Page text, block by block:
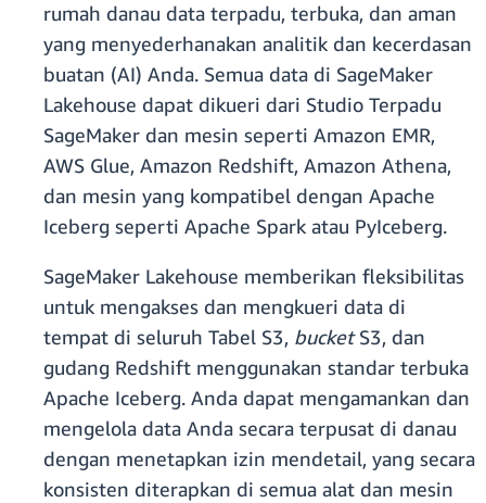
rumah danau data terpadu, terbuka, dan aman
yang menyederhanakan analitik dan kecerdasan
buatan (AI) Anda. Semua data di SageMaker
Lakehouse dapat dikueri dari Studio Terpadu
SageMaker dan mesin seperti Amazon EMR,
AWS Glue, Amazon Redshift, Amazon Athena,
dan mesin yang kompatibel dengan Apache
Iceberg seperti Apache Spark atau PyIceberg.
SageMaker Lakehouse memberikan fleksibilitas
untuk mengakses dan mengkueri data di
tempat di seluruh Tabel S3, bucketS3, dan
gudang Redshift menggunakan standar terbuka
Apache Iceberg. Anda dapat mengamankan dan
mengelola data Anda secara terpusat di danau
dengan menetapkan izin mendetail, yang secara
konsisten diterapkan di semua alat dan mesin